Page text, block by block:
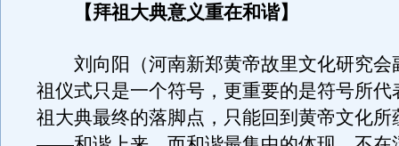
【拜祖大典意义重在和谐】
刘向阳（河南新郑黄帝故里文化研究会
祖仪式只是一个符号，更重要的是符号所代
祖大典最终的落脚点，只能回到黄帝文化所